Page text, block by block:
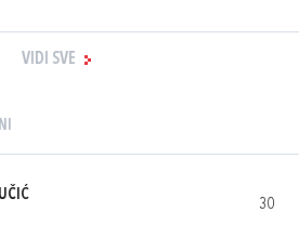
VIDI SVE
30